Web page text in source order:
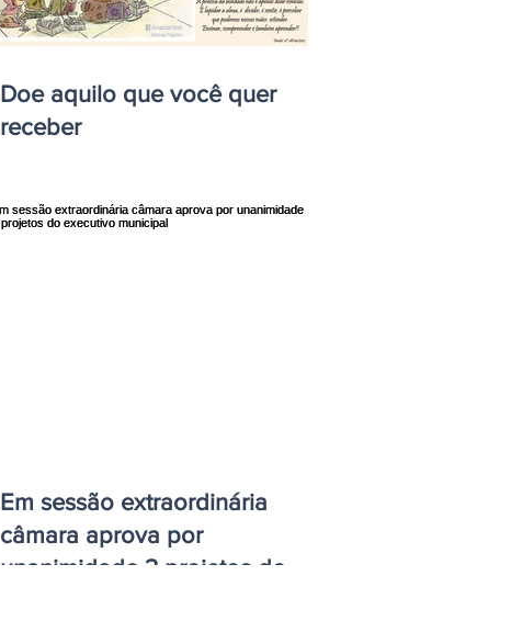
Doe aquilo que você quer
receber
Em sessão extraordinária
câmara aprova por
unanimidade 3 projetos do